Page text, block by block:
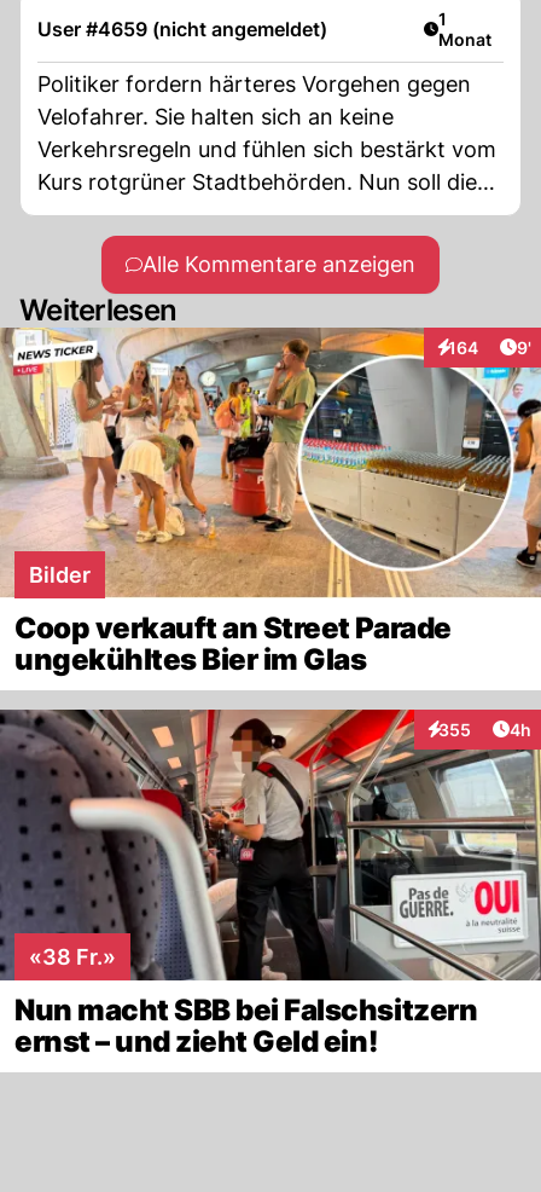
User #4659 (nicht angemeldet) Artikel
1
Monat
Politiker fordern härteres Vorgehen gegen
Velofahrer. Sie halten sich an keine
Verkehrsregeln und fühlen sich bestärkt vom
Kurs rotgrüner Stadtbehörden. Nun soll die
Polizei aktiv werden gegen Velorowdys.
Alle Kommentare anzeigen
Weiterlesen
164
Interaktionen
9'
Bilder
Coop verkauft an Street Parade
ungekühltes Bier im Glas
355
Interaktionen
4h
«38 Fr.»
Nun macht SBB bei Falschsitzern
ernst – und zieht Geld ein!